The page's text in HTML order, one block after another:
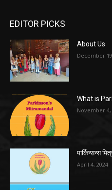
EDITOR PICKS
About Us
December
What is
November 4,
पार्किन्सन्स
April 4, 2024